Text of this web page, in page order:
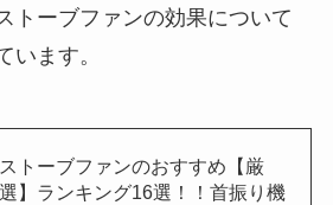
トーブファンの効果について
います。
ストーブファンのおすすめ【厳
選】ランキング16選！！首振り機